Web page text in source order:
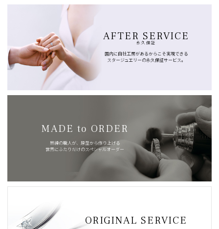
AFTER SERVICE
永久保証
国内に自社工房があるからこそ実現できる
スタージュエリーの永久保証サービス。
MADE to ORDER
熟練の職人が、原型から作り上げる
世界にふたりだけのスペシャルオーダー
ORIGINAL SERVICE